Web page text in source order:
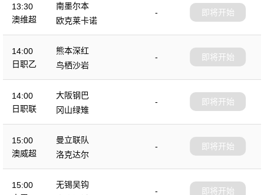
13:30
澳维超
南墨尔本
-
欧克莱卡诺
即将开始
14:00
日职乙
熊本深红
-
鸟栖沙岩
即将开始
14:00
日职联
大阪钢巴
-
冈山绿雉
即将开始
15:00
澳威超
曼立联队
-
洛克达尔
即将开始
15:00
无锡吴钩
-
即将开始